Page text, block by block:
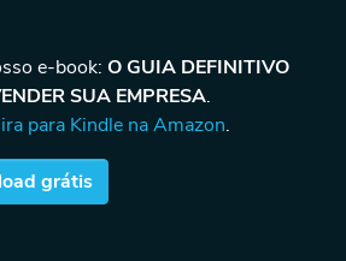
e-book: O GUIA DEFINITIVO
SUA EMPRESA.
para Kindle na Amazon.
grátis